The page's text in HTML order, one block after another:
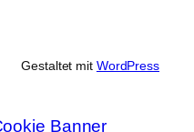
Gestaltet mit WordPress
Banner